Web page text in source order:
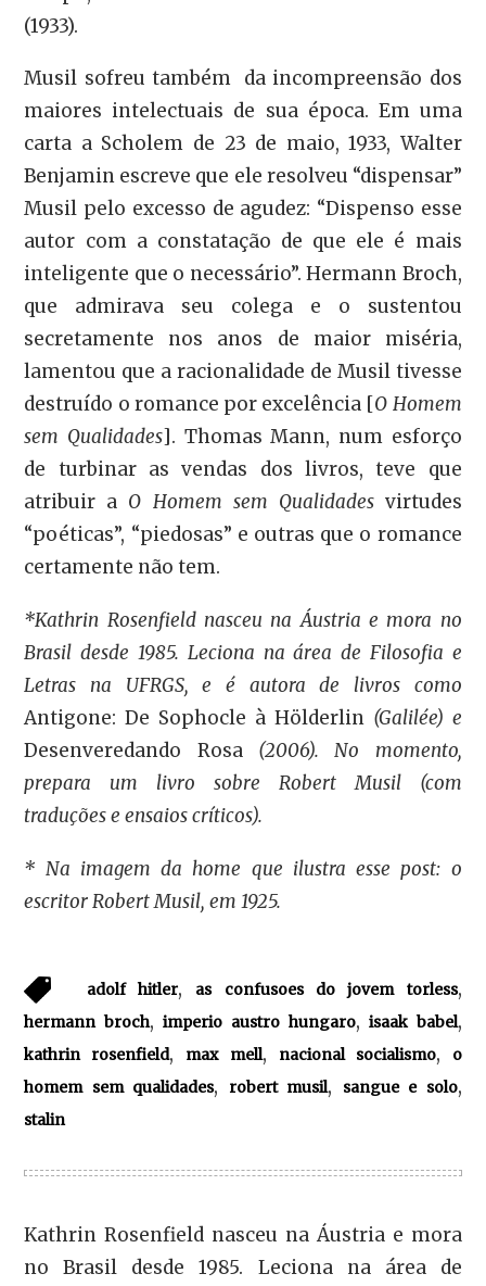
(1933).
Musil sofreu também da incompreensão dos
maiores intelectuais de sua época. Em uma
carta a Scholem de 23 de maio, 1933, Walter
Benjamin escreve que ele resolveu “dispensar”
Musil pelo excesso de agudez: “Dispenso esse
autor com a constatação de que ele é mais
inteligente que o necessário”. Hermann Broch,
que admirava seu colega e o sustentou
secretamente nos anos de maior miséria,
lamentou que a racionalidade de Musil tivesse
destruído o romance por excelência [O Homem
sem Qualidades]. Thomas Mann, num esforço
de turbinar as vendas dos livros, teve que
atribuir a O Homem sem Qualidadesvirtudes
“poéticas”, “piedosas” e outras que o romance
certamente não tem.
*Kathrin Rosenfield nasceu na Áustria e mora no
Brasil desde 1985. Leciona na área de Filosofia e
Letras na UFRGS, e é autora de livros como
Antigone: De Sophocle à Hölderlin(Galilée) e
Desenveredando Rosa(2006). No momento,
prepara um livro sobre Robert Musil (com
traduções e ensaios críticos).
* Na imagem da home que ilustra esse post: o
escritor Robert Musil, em 1925.
adolf hitler, as confusoes do jovem torless,
hermann broch,imperio austro hungaro,isaak babel,
kathrin rosenfield, max mell, nacional socialismo,
o
homem sem qualidades, robert musil, sangue e solo,
stalin
Kathrin Rosenfield nasceu na Áustria e mora
no Brasil desde 1985. Leciona na área de